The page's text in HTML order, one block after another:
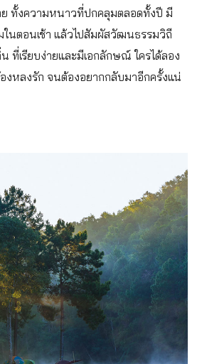
ย ทั้งความหนาวที่ปกคลุมตลอดทั้งปี มี
นตอนเช้า แล้วไปสัมผัสวัฒนธรรมวิถี
ที่เรียบง่ายและมีเอกลักษณ์ ใครได้ลอง
งหลงรัก จนต้องอยากกลับมาอีกครั้งแน่